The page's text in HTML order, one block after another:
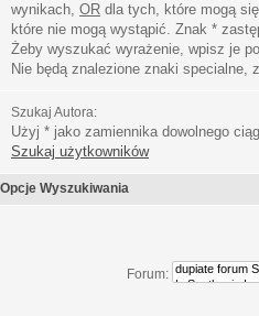
wynikach, OR dla tych, które mogą
które nie mogą wystąpić. Znak *
Żeby wyszukać wyrażenie, wpisz je
Nie będą znalezione znaki specialne,
Szukaj Autora:
Użyj * jako zamiennika dowolnego
Szukaj użytkowników
Opcje Wyszukiwania
Forum: